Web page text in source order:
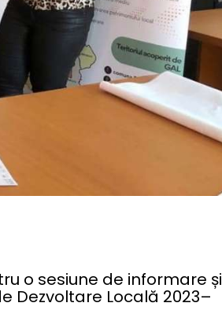
o sesiune de informare și
Dezvoltare Locală 2023–